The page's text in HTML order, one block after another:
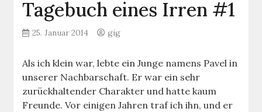
Tagebuch eines Irren #1
25. Januar 2014 gig
Als ich klein war, lebte ein Junge namens Pavel in
unserer Nachbarschaft. Er war ein sehr
zurückhaltender Charakter und hatte kaum
Freunde. Vor einigen Jahren traf ich ihn, und er